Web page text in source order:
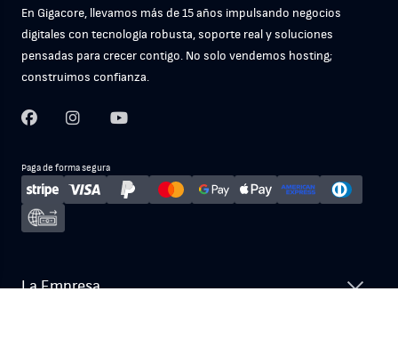
En Gigacore, llevamos más de 15 años impulsando negocios
digitales con tecnología robusta, soporte real y soluciones
pensadas para crecer contigo. No solo vendemos hosting;
construimos confianza.
Paga de forma segura
La Empresa